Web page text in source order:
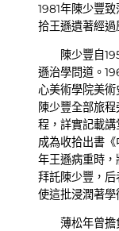
1981年陳少豐
拾王遜遺著經過
陳少豐自
遜治學問道。
心美術學院美
陳少豐全部旅
程，詳實記載
成為收拾出書
年王遜病重時
拜託陳少豐，后
使這批浸潤著學
薄松年曾